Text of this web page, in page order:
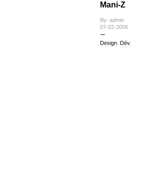
Mani-Z
By: admin
07-02-2006
Design, Dév.